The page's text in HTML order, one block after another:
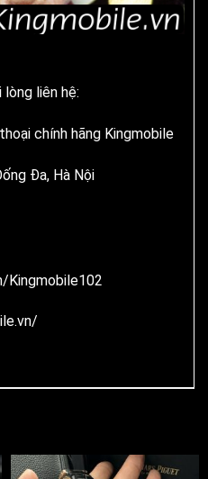
liên hệ:
chính hãng Kingmobile
Đa, Hà Nội